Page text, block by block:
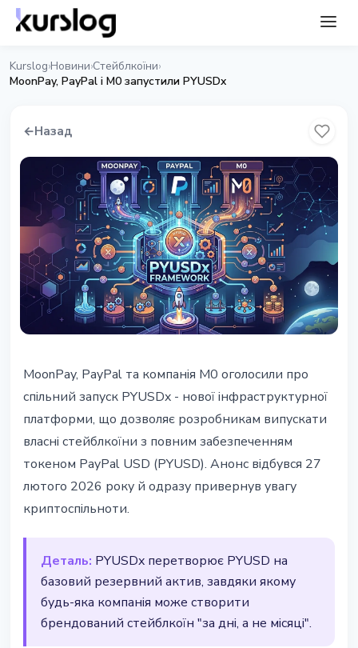
Kurslog›Новини›Стейблкоїни›
MoonPay, PayPal і M0 запустили PYUSDx
←Назад
MoonPay, PayPal і M0 запустили
фреймворк PYUSDx
28 лютого 2026 р.2 хв читання
Наталія Дорофєєва
MoonPay, PayPal та компанія M0 оголосили про
спільний запуск PYUSDx - нової інфраструктурної
платформи, що дозволяє розробникам випускати
власні стейблкоїни з повним забезпеченням
токеном PayPal USD (PYUSD). Анонс відбувся 27
лютого 2026 року й одразу привернув увагу
криптоспільноти.
Деталь: PYUSDx перетворює PYUSD на
базовий резервний актив, завдяки якому
будь-яка компанія може створити
брендований стейблкоїн "за дні, а не місяці".